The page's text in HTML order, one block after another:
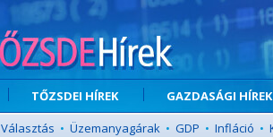
TŐZSDEI HÍREK GAZDASÁGI HÍREK
Választás • Üzemanyagárak • GDP • Infláció •